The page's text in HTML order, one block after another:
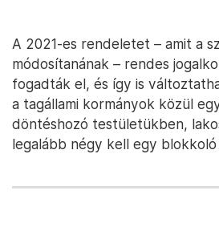
A 2021-es rendeletet – amit a
módosítanának – rendes
fogadták el, és így is
a tagállami kormányok közül
döntéshozó testületükben,
legalább négy kell egy